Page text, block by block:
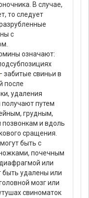
В случае,
то следует
с
означают:
забитые свиньи в
после
удаления
путем
грудным,
и вдоль
сращения.
быть с
почечным
или
быть удалены или
мозг или
свиноматок